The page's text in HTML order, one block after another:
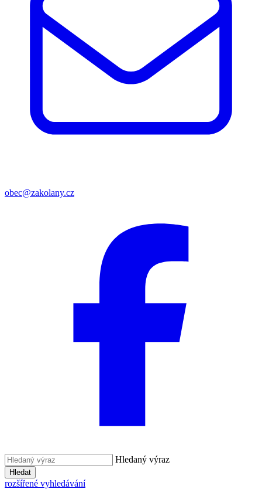
obec@zakolany.cz
Hledaný výraz
Hledat
rozšířené vyhledávání